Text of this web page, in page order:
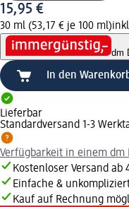
15,95 €
30 ml (53,17 € je 100 ml)
dm
In den
Lieferbar
Standardversand 1-3
Verfügbarkeit in einem dm
Kostenloser Versand ab
Einfache &
Kauf auf Rechnung